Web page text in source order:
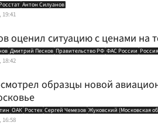
Росстат Антон Силуанов
19:41
оценил ситуацию с ценами на
Дмитрий Песков Правительство РФ ФАС России Россия
18:42
образцы новой
ОАК Ростех Сергей Чемезов Жуковский (Московская
16:58